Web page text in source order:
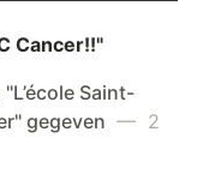
Cancer!!"
Saint-
gegeven — 2